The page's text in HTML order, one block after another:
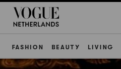
FASHION BEAUTY LIVING